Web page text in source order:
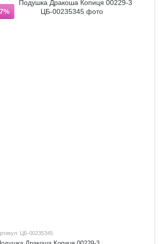
ЦБ-00235345